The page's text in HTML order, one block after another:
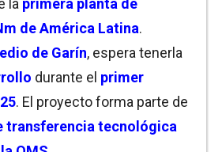
la primera planta de
de América Latina.
de Garín, espera tenerla
durante el primer
. El proyecto forma parte de
transferencia tecnológica